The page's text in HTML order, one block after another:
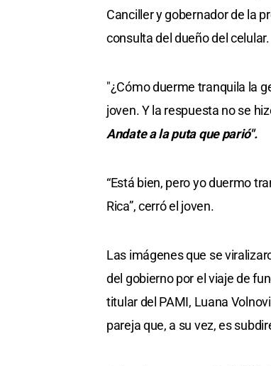
Canciller y gobernador de la
consulta del dueño del celular.
"¿Cómo duerme tranquila la
joven. Y la respuesta no se
Andate a la puta que parió".
“Está bien, pero yo duermo
Rica”, cerró el joven.
Las imágenes que se
del gobierno por el viaje de
titular del PAMI, Luana
pareja que, a su vez, es